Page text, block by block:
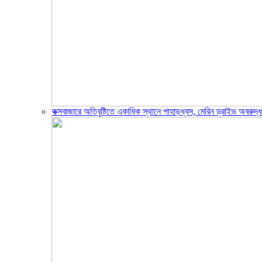
কক্সবাজারে অতিবৃষ্টিতে একাধিক স্থানে পাহাড়ধ্বস, মেরিন ড্রাইভ